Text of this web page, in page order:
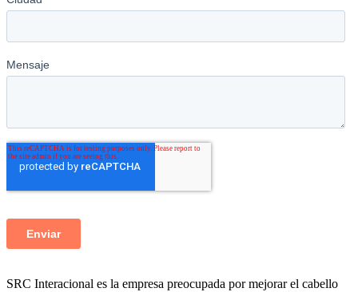
SRC Interacional es la empresa preocupada por mejorar el cabello